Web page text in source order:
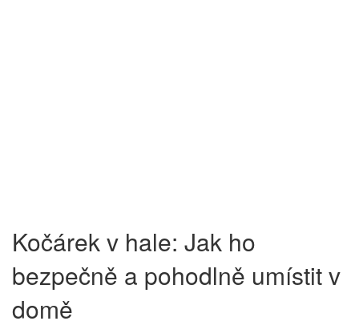
Kočárek v hale: Jak ho
bezpečně a pohodlně umístit v
domě